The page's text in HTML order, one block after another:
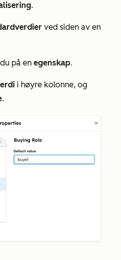
.
ved siden av en
på en egenskap.
i høyre kolonne, og
.